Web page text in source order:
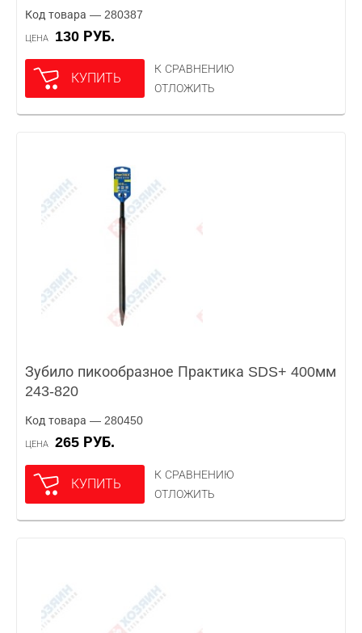
Код товара — 280387
ЦЕНА 130 РУБ.
КУПИТЬ
К СРАВНЕНИЮ
ОТЛОЖИТЬ
Зубило пикообразное Практика SDS+ 400мм
243-820
Код товара — 280450
ЦЕНА 265 РУБ.
КУПИТЬ
К СРАВНЕНИЮ
ОТЛОЖИТЬ